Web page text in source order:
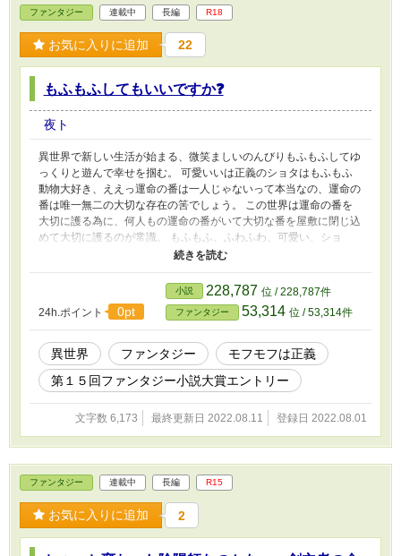
ファンタジー 連載中 長編 R18
お気に入りに追加 22
もふもふしてもいいですか❓
夜ト
異世界で新しい生活が始まる、微笑ましいのんびりもふもふしてゆ
っくりと遊んで幸せを掴む。 可愛いいは正義のショタはもふもふ
動物大好き、ええっ運命の番は一人じゃないって本当なの、運命の
番は唯一無二の大切な存在の筈でしょう。 この世界は運命の番を
大切に護る為に、何人もの運命の番がいて大切な番を屋敷に閉じ込
めて大切に護るのが常識。 もふもふ、ふわふわ、可愛い、ショ
タ、天然、天使、のんびり、まったりが盛りだくさんのはず、 誤
字脱字は指摘しないで、スルーして下さい。
24h.ポイント 0pt
小説 228,787 位 / 228,787件
ファンタジー 53,314 位 / 53,314件
異世界 ファンタジー
モフモフは正義
第１５回ファンタジー小説大賞エントリー
文字数 6,173 最終更新日 2022.08.11 登録日 2022.08.01
ファンタジー 連載中 長編 R15
お気に入りに追加 2